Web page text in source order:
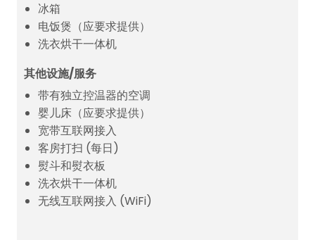
冰箱
电饭煲（应要求提供）
洗衣烘干一体机
其他设施/服务
带有独立控温器的空调
婴儿床（应要求提供）
宽带互联网接入
客房打扫 (每日)
熨斗和熨衣板
洗衣烘干一体机
无线互联网接入 (WiFi)